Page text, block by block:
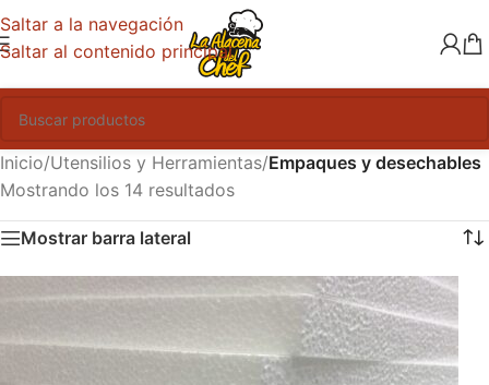
Saltar a la navegación
Saltar al contenido principal
Inicio/Utensilios y Herramientas/Empaques y desechables
Mostrando los 14 resultados
Mostrar barra lateral